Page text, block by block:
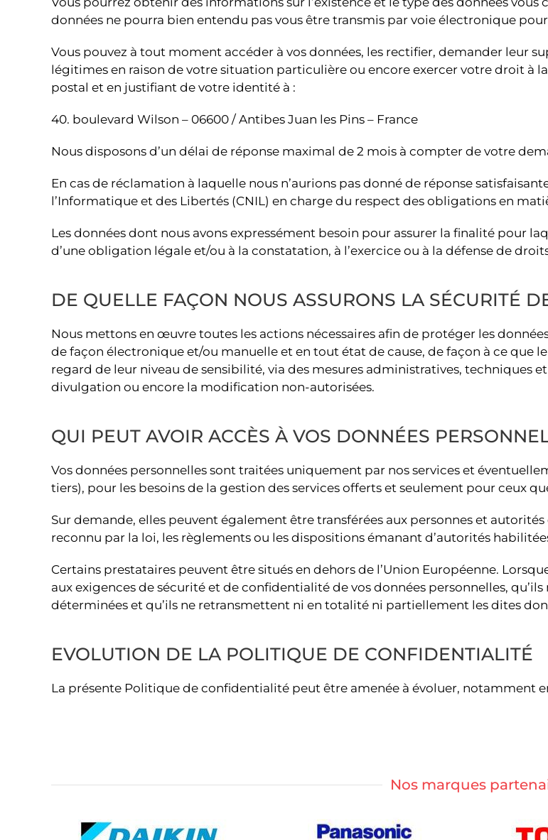
données ne pourra bien entendu pas vous être transmis par voie électronique
Vous pouvez à tout moment accéder à vos données, les rectifier, demander leur
légitimes en raison de votre situation particulière ou encore exercer votre droit à
postal et en justifiant de votre identité à :
40. boulevard Wilson – 06600 / Antibes Juan les Pins – France
Nous disposons d’un délai de réponse maximal de 2 mois à compter de votre
En cas de réclamation à laquelle nous n’aurions pas donné de réponse
l’Informatique et des Libertés (CNIL) en charge du respect des obligations en
Les données dont nous avons expressément besoin pour assurer la finalité pour
d’une obligation légale et/ou à la constatation, à l’exercice ou à la défense de
DE QUELLE FAÇON NOUS ASSURONS LA SÉCURITÉ
Nous mettons en œuvre toutes les actions nécessaires afin de protéger les
de façon électronique et/ou manuelle et en tout état de cause, de façon à ce que
regard de leur niveau de sensibilité, via des mesures administratives, techniques
divulgation ou encore la modification non-autorisées.
QUI PEUT AVOIR ACCÈS À VOS DONNÉES
Vos données personnelles sont traitées uniquement par nos services et
tiers), pour les besoins de la gestion des services offerts et seulement pour ceux
Sur demande, elles peuvent également être transférées aux personnes et
reconnu par la loi, les règlements ou les dispositions émanant d’autorités
Certains prestataires peuvent être situés en dehors de l’Union Européenne.
aux exigences de sécurité et de confidentialité de vos données personnelles,
déterminées et qu’ils ne retransmettent ni en totalité ni partiellement les dites
EVOLUTION DE LA POLITIQUE DE CONFIDENTIALITÉ
La présente Politique de confidentialité peut être amenée à évoluer, notamment
Nos marques